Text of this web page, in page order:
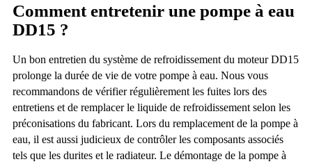
Comment entretenir une pompe à eau
DD15 ?
Un bon entretien du système de refroidissement du moteur DD15
prolonge la durée de vie de votre pompe à eau. Nous vous
recommandons de vérifier régulièrement les fuites lors des
entretiens et de remplacer le liquide de refroidissement selon les
préconisations du fabricant. Lors du remplacement de la pompe à
eau, il est aussi judicieux de contrôler les composants associés
tels que les durites et le radiateur. Le démontage de la pompe à